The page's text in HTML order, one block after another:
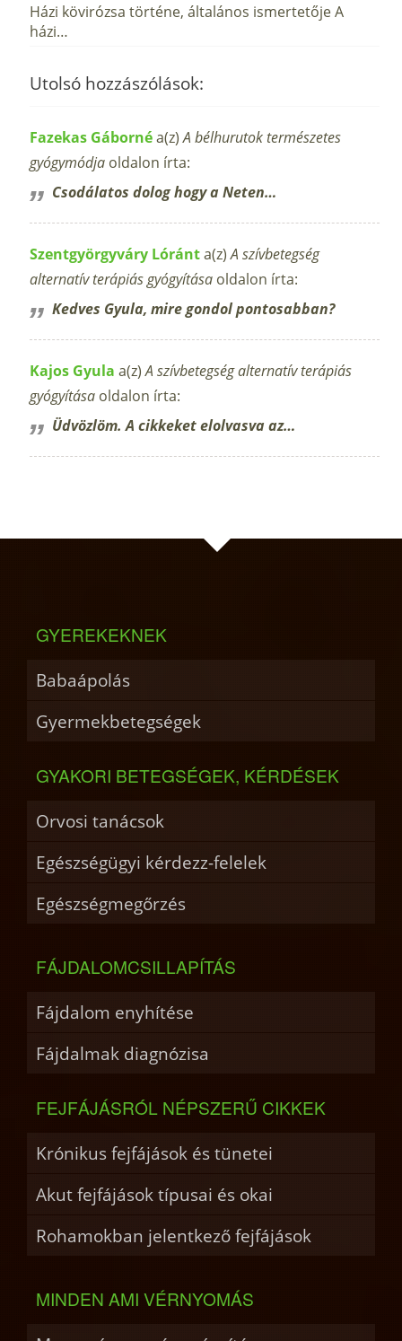
Házi kövirózsa történe, általános ismertetője A
házi…
Utolsó hozzászólások:
Fazekas Gábornéa(z)A bélhurutok természetes
gyógymódja oldalon írta:
Csodálatos dolog hogy a Neten…
Szentgyörgyváry Lóránta(z)A szívbetegség
alternatív terápiás gyógyítása oldalon írta:
Kedves Gyula, mire gondol pontosabban?
Kajos Gyula a(z)A szívbetegség alternatív terápiás
gyógyítása oldalon írta:
Üdvözlöm. A cikkeket elolvasva az…
GYEREKEKNEK
Babaápolás
Gyermekbetegségek
GYAKORI BETEGSÉGEK, KÉRDÉSEK
Orvosi tanácsok
Egészségügyi kérdezz-felelek
Egészségmegőrzés
FÁJDALOMCSILLAPÍTÁS
Fájdalom enyhítése
Fájdalmak diagnózisa
FEJFÁJÁSRÓL NÉPSZERŰ CIKKEK
Krónikus fejfájások és tünetei
Akut fejfájások típusai és okai
Rohamokban jelentkező fejfájások
MINDEN AMI VÉRNYOMÁS